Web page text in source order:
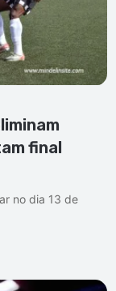
final
no dia 13 de